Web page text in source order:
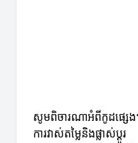
សូមពិចារណាអំពីកូដផ្សេងៗ
ការវាស់តម្លៃនិងផ្លាស់ប្តូរ